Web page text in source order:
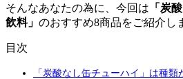
そんなあなたの為に、今回は 「炭
飲料」 のおすすめ8商品をご紹介し
目次
「炭酸なし缶チューハイ」は種類